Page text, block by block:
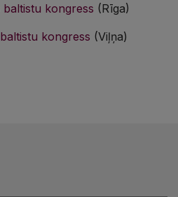
baltistu kongress (Rīga)
baltistu kongress (Viļņa)